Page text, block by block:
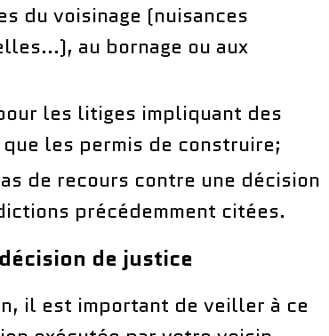
du voisinage (nuisances
au bornage ou aux
les litiges impliquant des
les permis de construire;
de recours contre une décision
précédemment citées.
de justice
il est important de veiller à ce